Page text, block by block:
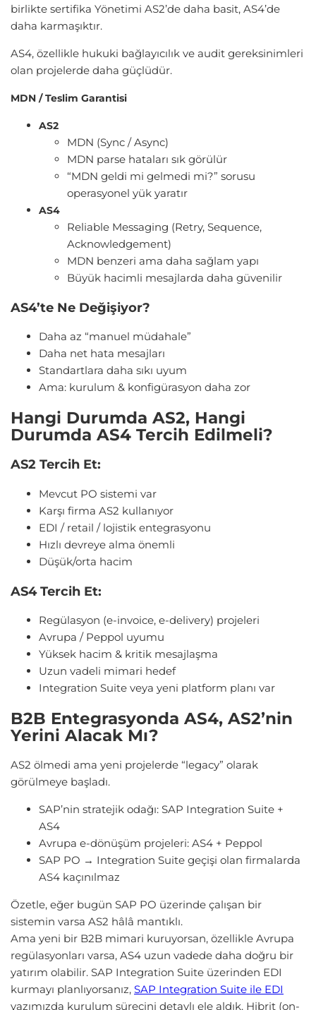
birlikte sertifika Yönetimi AS2’de daha basit, AS4’de
daha karmaşıktır.
AS4, özellikle hukuki bağlayıcılık ve audit gereksinimleri
olan projelerde daha güçlüdür.
MDN / Teslim Garantisi
AS2
MDN (Sync / Async)
MDN parse hataları sık görülür
“MDN geldi mi gelmedi mi?” sorusu
operasyonel yük yaratır
AS4
Reliable Messaging (Retry, Sequence,
Acknowledgement)
MDN benzeri ama daha sağlam yapı
Büyük hacimli mesajlarda daha güvenilir
AS4’te Ne Değişiyor?
Daha az “manuel müdahale”
Daha net hata mesajları
Standartlara daha sıkı uyum
Ama: kurulum & konfigürasyon daha zor
Hangi Durumda AS2, Hangi
Durumda AS4 Tercih Edilmeli?
AS2 Tercih Et:
Mevcut PO sistemi var
Karşı firma AS2 kullanıyor
EDI / retail / lojistik entegrasyonu
Hızlı devreye alma önemli
Düşük/orta hacim
AS4 Tercih Et:
Regülasyon (e-invoice, e-delivery) projeleri
Avrupa / Peppol uyumu
Yüksek hacim & kritik mesajlaşma
Uzun vadeli mimari hedef
Integration Suite veya yeni platform planı var
B2B Entegrasyonda AS4, AS2’nin
Yerini Alacak Mı?
AS2 ölmedi ama yeni projelerde “legacy” olarak
görülmeye başladı.
SAP’nin stratejik odağı: SAP Integration Suite +
AS4
Avrupa e-dönüşüm projeleri: AS4 + Peppol
SAP PO → Integration Suite geçişi olan firmalarda
AS4 kaçınılmaz
Özetle, eğer bugün SAP PO üzerinde çalışan bir
sistemin varsa AS2 hâlâ mantıklı.
Ama yeni bir B2B mimari kuruyorsan, özellikle Avrupa
regülasyonları varsa, AS4 uzun vadede daha doğru bir
yatırım olabilir. SAP Integration Suite üzerinden EDI
kurmayı planlıyorsanız, SAP Integration Suite ile EDI
yazımızda kurulum sürecini detaylı ele aldık. Hibrit (on-